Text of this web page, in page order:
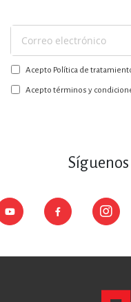
Suscríbase
a
nuestro
boletín:
Acepto Política de
Acepto términos y